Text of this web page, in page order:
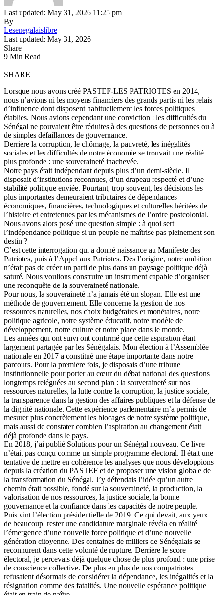
Last updated: May 31, 2026 11:25 pm
By
Lesenegalaislibre
Last updated: May 31, 2026
Share
9 Min Read
SHARE
Lorsque nous avons créé PASTEF-LES PATRIOTES en 2014,
nous n’avions ni les moyens financiers des grands partis ni les relais
d’influence dont disposent habituellement les forces politiques
établies. Nous avions cependant une conviction : les difficultés du
Sénégal ne pouvaient être réduites à des questions de personnes ou à
de simples défaillances de gouvernance.
Derrière la corruption, le chômage, la pauvreté, les inégalités
sociales et les difficultés de notre économie se trouvait une réalité
plus profonde : une souveraineté inachevée.
Notre pays était indépendant depuis plus d’un demi-siècle. Il
disposait d’institutions reconnues, d’un drapeau respecté et d’une
stabilité politique enviée. Pourtant, trop souvent, les décisions les
plus importantes demeuraient tributaires de dépendances
économiques, financières, technologiques et culturelles héritées de
l’histoire et entretenues par les mécanismes de l’ordre postcolonial.
Nous avons alors posé une question simple : à quoi sert
l’indépendance politique si un peuple ne maîtrise pas pleinement son
destin ?
C’est cette interrogation qui a donné naissance au Manifeste des
Patriotes, puis à l’Appel aux Patriotes. Dès l’origine, notre ambition
n’était pas de créer un parti de plus dans un paysage politique déjà
saturé. Nous voulions construire un instrument capable d’organiser
une reconquête de la souveraineté nationale.
Pour nous, la souveraineté n’a jamais été un slogan. Elle est une
méthode de gouvernement. Elle concerne la gestion de nos
ressources naturelles, nos choix budgétaires et monétaires, notre
politique agricole, notre système éducatif, notre modèle de
développement, notre culture et notre place dans le monde.
Les années qui ont suivi ont confirmé que cette aspiration était
largement partagée par les Sénégalais. Mon élection à l’Assemblée
nationale en 2017 a constitué une étape importante dans notre
parcours. Pour la première fois, je disposais d’une tribune
institutionnelle pour porter au cœur du débat national des questions
longtemps reléguées au second plan : la souveraineté sur nos
ressources naturelles, la lutte contre la corruption, la justice sociale,
la transparence dans la gestion des affaires publiques et la défense de
la dignité nationale. Cette expérience parlementaire m’a permis de
mesurer plus concrètement les blocages de notre système politique,
mais aussi de constater combien l’aspiration au changement était
déjà profonde dans le pays.
En 2018, j’ai publié Solutions pour un Sénégal nouveau. Ce livre
n’était pas conçu comme un simple programme électoral. Il était une
tentative de mettre en cohérence les analyses que nous développions
depuis la création du PASTEF et de proposer une vision globale de
la transformation du Sénégal. J’y défendais l’idée qu’un autre
chemin était possible, fondé sur la souveraineté, la production, la
valorisation de nos ressources, la justice sociale, la bonne
gouvernance et la confiance dans les capacités de notre peuple.
Puis vint l’élection présidentielle de 2019. Ce qui devait, aux yeux
de beaucoup, rester une candidature marginale révéla en réalité
l’émergence d’une nouvelle force politique et d’une nouvelle
génération citoyenne. Des centaines de milliers de Sénégalais se
reconnurent dans cette volonté de rupture. Derrière le score
électoral, je percevais déjà quelque chose de plus profond : une prise
de conscience collective. De plus en plus de nos compatriotes
refusaient désormais de considérer la dépendance, les inégalités et la
résignation comme des fatalités. Une nouvelle espérance politique